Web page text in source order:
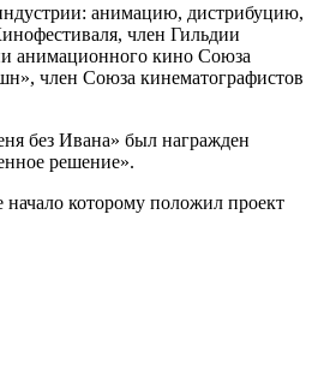
анимацию, дистрибуцию,
член Гильдии
анимационного кино Союза
член Союза кинематографистов
без Ивана» был награжден
решение».
которому положил проект